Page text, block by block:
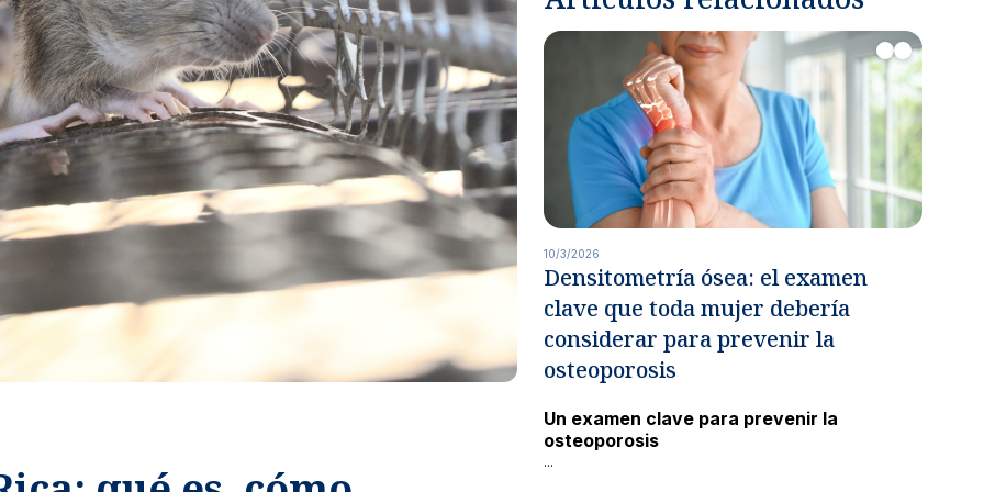
en todas las etapas de la mujer. Salud auditiva y respiratoria en manos de especialistas.
Traumatología
para huesos, músculos y articulaciones.
Urología General
Especialistas en riñones, próstata y vías urinarias.
integral de enfermedades digestivas.
Todas las especialidades
Listado completo de especialidades.
para todas las edades.
Maternidad
Cuidado integral para mamá y bebé.
pagos y
para una experiencia médica clara y confiable. Coberturas médicas con aseguradoras nacionales e internacionales.
Contraloría de servicios
Supervisión y apoyo para garantizar tu satisfacción.
10/3/2026
Densitometría ósea: el examen
clave que toda mujer debería
considerar para prevenir la
osteoporosis
Un examen clave para prevenir la
osteoporosis
...